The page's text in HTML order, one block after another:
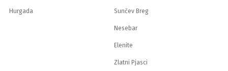
Hurgada Sunčev Breg
Nesebar
Elenite
Zlatni Pjasci